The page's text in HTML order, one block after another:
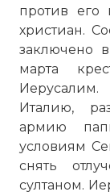
против его
христиан.
заключено
марта
Италию,
армию
условиям
снять
султаном.